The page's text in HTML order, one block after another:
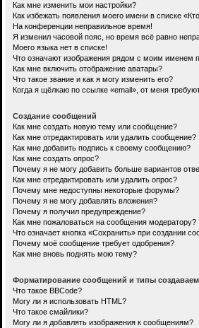
Как мне изменить мои настройки?
Как избежать появления моего имени в списке
На конференции неправильное время!
Я изменил часовой пояс, но время всё равно
Моего языка нет в списке!
Что означают изображения рядом с моим именем
Как мне включить отображение аватары?
Что такое звание и как я могу изменить его?
Когда я щёлкаю по ссылке «email», от меня
Создание сообщений
Как мне создать новую тему или сообщение?
Как мне отредактировать или удалить сообщение?
Как мне добавить подпись к своему сообщению?
Как мне создать опрос?
Почему я не могу добавить больше вариантов
Как мне отредактировать или удалить опрос?
Почему мне недоступны некоторые форумы?
Почему я не могу добавлять вложения?
Почему я получил предупреждение?
Как мне пожаловаться на сообщения модератору?
Что означает кнопка «Сохранить» при создании
Почему моё сообщение требует одобрения?
Как мне вновь поднять мою тему?
Форматирование сообщений и типы
Что такое BBCode?
Могу ли я использовать HTML?
Что такое смайлики?
Могу ли я добавлять изображения к сообщениям?